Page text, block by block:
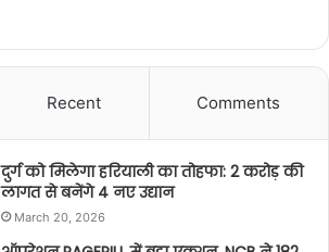
Recent Comments
दुर्ग को मिलेगा हरियाली का तोहफा: 2 करोड़ की
लागत से बनेंगे 4 नए उद्यान
March 20, 2026